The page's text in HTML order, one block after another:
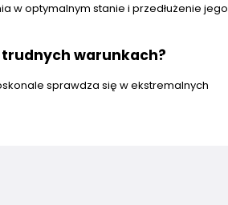
w optymalnym stanie i przedłużenie jego
trudnych warunkach?
sprawdza się w ekstremalnych